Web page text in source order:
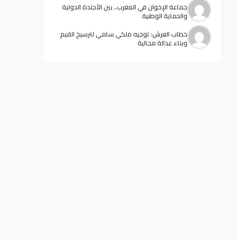
جماعة الإخوان في المغرب.. بين الأجندة الدولية
والحماية الوطنية
خطاب العرش: توجيه ملكي سامي لترسيخ القيم
وبناء عدالة مجالية